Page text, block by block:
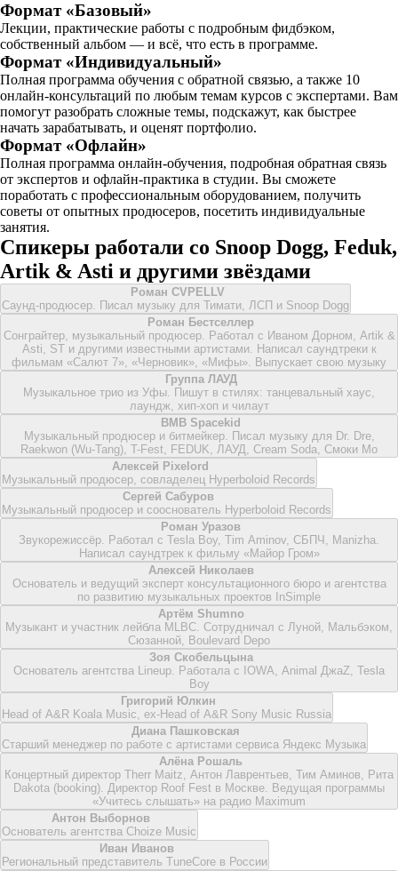
Формат «Базовый»
Лекции, практические работы с подробным фидбэком,
собственный альбом — и всё, что есть в программе.
Формат «Индивидуальный»
Полная программа обучения с обратной связью, а также 10
онлайн-консультаций по любым темам курсов с экспертами. Вам
помогут разобрать сложные темы, подскажут, как быстрее
начать зарабатывать, и оценят портфолио.
Формат «Офлайн»
Полная программа онлайн-обучения, подробная обратная связь
от экспертов и офлайн-практика в студии. Вы сможете
поработать с профессиональным оборудованием, получить
советы от опытных продюсеров, посетить индивидуальные
занятия.
Спикеры работали со Snoop Dogg, Feduk,
Artik & Asti и другими звёздами
Роман CVPELLV
Саунд-продюсер. Писал музыку для Тимати, ЛСП и Snoop Dogg
Роман Бестселлер
Сонграйтер, музыкальный продюсер. Работал с Иваном Дорном, Artik &
Asti, ST и другими известными артистами. Написал саундтреки к
фильмам «Салют 7», «Черновик», «Мифы». Выпускает свою музыку
Группа ЛАУД
Музыкальное трио из Уфы. Пишут в стилях: танцевальный хаус,
лаундж, хип-хоп и чилаут
BMB Spacekid
Музыкальный продюсер и битмейкер. Писал музыку для Dr. Dre,
Raekwon (Wu-Tang), T-Fest, FEDUK, ЛАУД, Cream Soda, Смоки Мо
Алексей Pixelord
Музыкальный продюсер, совладелец Hyperboloid Records
Сергей Сабуров
Музыкальный продюсер и сооснователь Hyperboloid Records
Роман Уразов
Звукорежиссёр. Работал с Tesla Boy, Tim Aminov, СБПЧ, Manizha.
Написал саундтрек к фильму «Майор Гром»
Алексей Николаев
Основатель и ведущий эксперт консультационного бюро и агентства
по развитию музыкальных проектов InSimple
Артём Shumno
Музыкант и участник лейбла MLBC. Сотрудничал с Луной, Мальбэком,
Сюзанной, Boulevard Depo
Зоя Скобельцына
Основатель агентства Lineup. Работала с IOWA, Animal ДжаZ, Tesla
Boy
Григорий Юлкин
Head of A&R Koala Music, ex-Head of A&R Sony Music Russia
Диана Пашковская
Старший менеджер по работе с артистами сервиса Яндекс Музыка
Алёна Рошаль
Концертный директор Therr Maitz, Антон Лаврентьев, Тим Аминов, Рита
Dakota (booking). Директор Roof Fest в Москве. Ведущая программы
«Учитесь слышать» на радио Maximum
Антон Выборнов
Основатель агентства Choize Music
Иван Иванов
Региональный представитель TuneCore в России